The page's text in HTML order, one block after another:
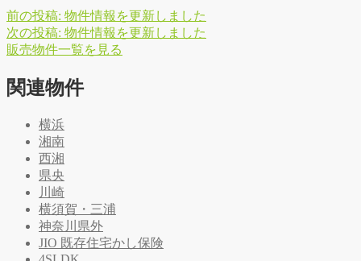
前の投稿: 物件情報を更新しました
次の投稿: 物件情報を更新しました
販売物件一覧を 見る
関連物件
横浜
湘南
西湘
県央
川崎
横須賀・三浦
神奈川県外
JIO 既存住宅かし保険